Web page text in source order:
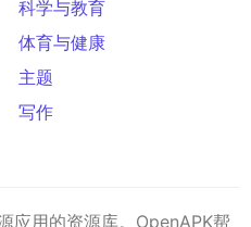
科学与教育
体育与健康
主题
写作
应用的资源库。OpenAPK帮